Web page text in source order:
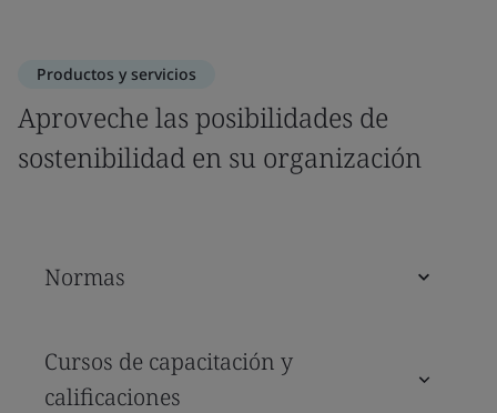
Productos y servicios
Aproveche las posibilidades de
sostenibilidad en su organización
Normas
Cursos de capacitación y
calificaciones